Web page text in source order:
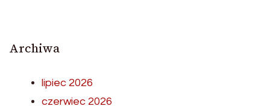
Archiwa
lipiec 2026
czerwiec 2026